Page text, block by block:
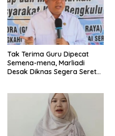
Tak Terima Guru Dipecat
Semena-mena, Marliadi
Desak Diknas Segera Seret